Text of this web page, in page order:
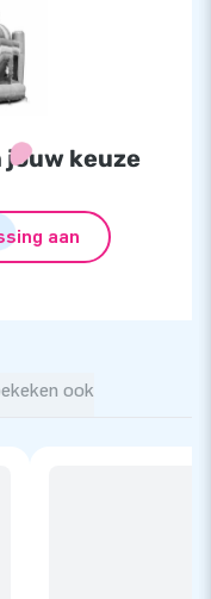
jouw keuze
aan
ook